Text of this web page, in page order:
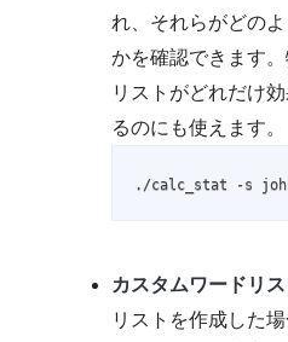
れ、それらがどの
かを確認できます
リストがどれだけ
るのにも使えます。
./calc_stat -s
カスタムワードリ
リストを作成した